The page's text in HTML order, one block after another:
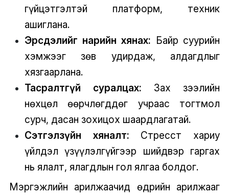
гүйцэтгэлтэй платформ, техник
ашиглана.
Эрсдэлийг нарийн хянах: Байр суурийн
хэмжээг зөв удирдаж, алдагдлыг
хязгаарлана.
Тасралтгүй суралцах: Зах зээлийн
нөхцөл өөрчлөгддөг учраас тогтмол
сурч, дасан зохицох шаардлагатай.
Сэтгэлзүйн хяналт: Стресст хариу
үйлдэл үзүүлэлгүйгээр шийдвэр гаргах
нь ялалт, ялагдлын гол ялгаа болдог.
Мэргэжлийн арилжаачид өдрийн арилжааг